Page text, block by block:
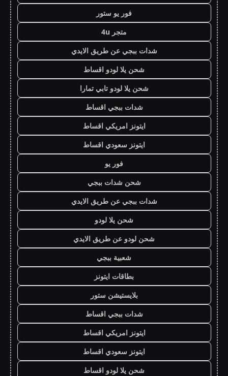
فور يو ستور
متجر 4u
شدات ببجي عن طريق الايدي
شحن يلا لودو اقساط
شحن يلا لودو تابي تمارا
شدات ببجي اقساط
ايتونز امريكي اقساط
ايتونز سعودي اقساط
فور يو
شحن شدات ببجي
شدات ببجي عن طريق الايدي
شحن يلا لودو
شحن لودو عن طريق الايدي
شعبية ببجي
بطاقات ايتونز
بلايستيشن ستور
شدات ببجي اقساط
ايتونز امريكي اقساط
ايتونز سعودي اقساط
شحن يلا لودو اقساط